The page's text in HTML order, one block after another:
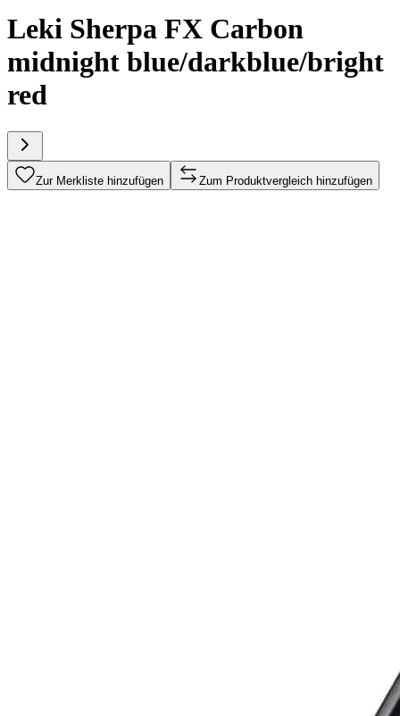
Leki Sherpa FX Carbon
midnight blue/darkblue/bright
red
Zur Merkliste hinzufügen Zum Produktvergleich hinzufügen